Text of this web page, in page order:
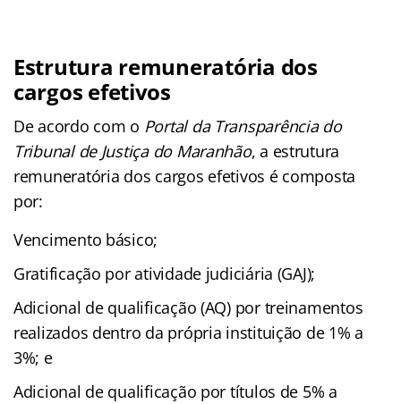
Estrutura remuneratória dos
cargos efetivos
De acordo com o Portal da Transparência do
Tribunal de Justiça do Maranhão, a estrutura
remuneratória dos cargos efetivos é composta
por:
Vencimento básico;
Gratificação por atividade judiciária (GAJ);
Adicional de qualificação (AQ) por treinamentos
realizados dentro da própria instituição de 1% a
3%; e
Adicional de qualificação por títulos de 5% a